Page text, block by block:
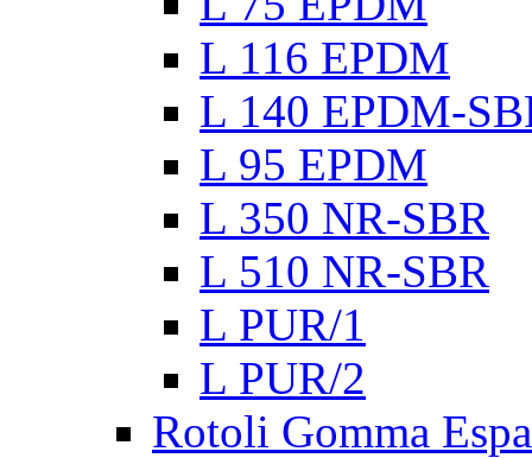
L 116 EPDM
L 140 EPDM-
L 95 EPDM
L 350 NR-SBR
L 510 NR-SBR
L PUR/1
L PUR/2
Rotoli Gomma